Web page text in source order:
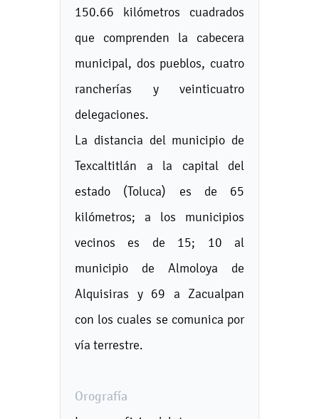
150.66 kilómetros cuadrados
que comprenden la cabecera
municipal, dos pueblos, cuatro
rancherías y veinticuatro
delegaciones.
La distancia del municipio de
Texcaltitlán a la capital del
estado (Toluca) es de 65
kilómetros; a los municipios
vecinos es de 15; 10 al
municipio de Almoloya de
Alquisiras y 69 a Zacualpan
con los cuales se comunica por
vía terrestre.
Orografía